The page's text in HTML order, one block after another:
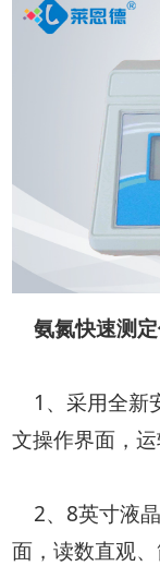
氨氮快速测定
1、采用全新
文操作界面，
2、8英寸液
面，读数直观、